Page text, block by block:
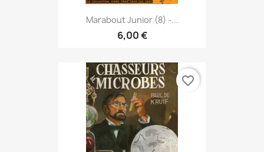
Marabout Junior (8) -...
6,00 €
favorite_border